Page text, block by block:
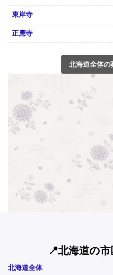
東岸寺
正應寺
北海道全体の
📍北海道の
北海道全体